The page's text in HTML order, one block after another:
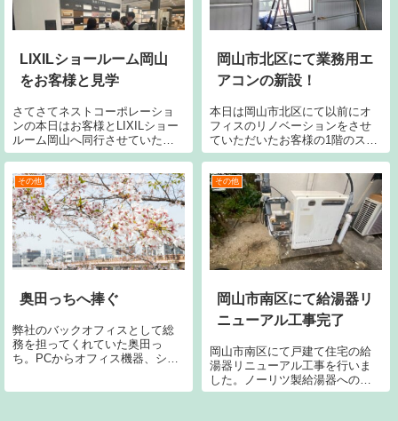
LIXILショールーム岡山
をお客様と見学
さてさてネストコーポレーショ
ンの本日はお客様とLIXILショー
ルーム岡山へ同行させていただ
きました。
岡山市北区にて業務用エ
アコンの新設！
本日は岡山市北区にて以前にオ
フィスのリノベーションをさせ
ていただいたお客様の1階のスペ
ースに天吊りの業務用エアコン
TOSHIBAエアコンです。中国電
力へ申請し幹線から新規に配線
していきます。
その他
奥田っちへ捧ぐ
弊社のバックオフィスとして総
務を担ってくれていた奥田っ
ち。PCからオフィス機器、シス
その他
岡山市南区にて給湯器リ
ニューアル工事完了
岡山市南区にて戸建て住宅の給
湯器リニューアル工事を行いま
した。ノーリツ製給湯器への取
替工事の様子、交換目安の豆知